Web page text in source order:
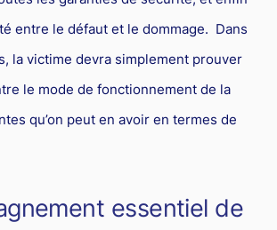
entre le défaut et le dommage. Dans
la victime devra simplement prouver
le mode de fonctionnement de la
qu’on peut en avoir en termes de
essentiel de